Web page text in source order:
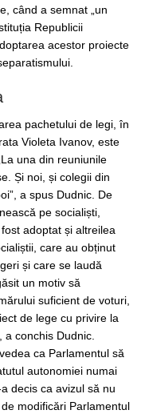
când a semnat „un
Republicii
acestor proiecte
pachetului de legi, în
Violeta Ivanov, este
una din reuniunile
Și noi, și colegii din
a spus Dudnic. De
pe socialiști,
adoptat și altreilea
care au obținut
și care se laudă
un motiv să
suficient de voturi,
de lege cu privire la
conchis Dudnic.
ca Parlamentul să
autonomiei numai
decis ca avizul să nu
modificări Parlamentul